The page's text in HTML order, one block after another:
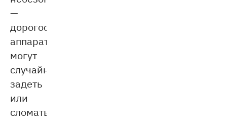
—
дорогостоящий
аппарат
могут
случайно
задеть
или
сломать.